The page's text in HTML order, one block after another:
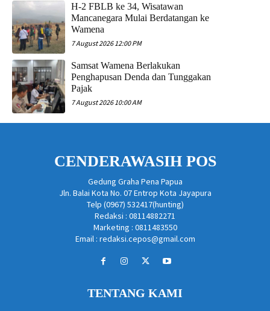
H-2 FBLB ke 34, Wisatawan
Mancanegara Mulai Berdatangan ke
Wamena
7 August 2026 12:00 PM
Samsat Wamena Berlakukan
Penghapusan Denda dan Tunggakan
Pajak
7 August 2026 10:00 AM
CENDERAWASIH POS
Gedung Graha Pena Papua
Jln. Balai Kota No. 07 Entrop Kota Jayapura
Telp (0967) 532417(hunting)
Redaksi : 08114882271
Marketing : 0811483550
Email : redaksi.cepos@gmail.com
TENTANG KAMI